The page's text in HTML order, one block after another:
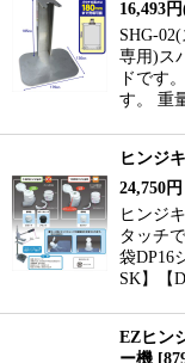
16,493円
SHG-
専用)ス
ドです
す。 重
ヒンジ
24,750円
ヒンジ
タッチ
袋DP16
SK】【
EZヒン
ー機 [